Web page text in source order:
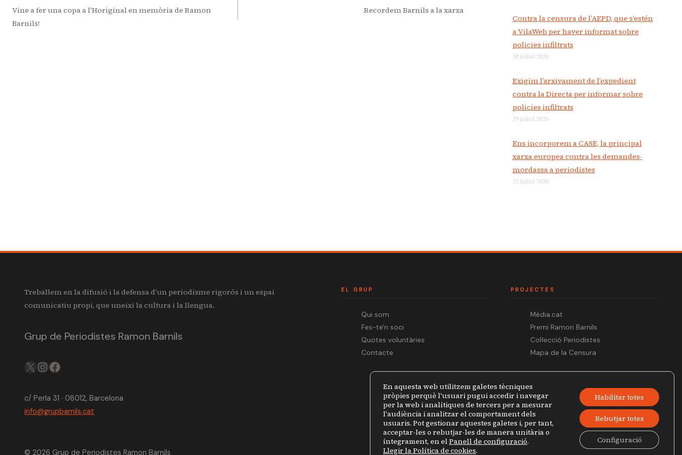
d'entrades
Vine a fer una copa a l’Horiginal en memòria de Ramon
Barnils!
Recordem Barnils a la xarxa
Contra la censura de l’AEPD, que s’estén
a VilaWeb per haver informat sobre
policies infiltrats
30 juliol 2026
Exigim l’arxivament de l’expedient
contra la Directa per informar sobre
policies infiltrats
29 juliol 2026
Ens incorporem a CASE, la principal
xarxa europea contra les demandes-
mordassa a periodistes
22 juliol 2026
Treballem en la difusió i la defensa d’un periodisme rigorós i un espai
comunicatiu propi, que uneixi la cultura i la llengua.
Grup de Periodistes Ramon Barnils
X IGFB
c/ Perla 31 · 08012, Barcelona
info@grupbarnils.cat
EL GRUP
Qui som
Fes-te'n soci
Quotes voluntàries
Contacte
PROJECTES
Mèdia.cat
Premi Ramon Barnils
Col·lecció Periodistes
Mapa de la Censura
© 2026 Grup de Periodistes Ramon Barnils
Política de privacitat Avís legal
En aquesta web utilitzem galetes tècniques
pròpies perquè l'usuari pugui accedir i navegar
per la web i analítiques de tercers per a mesurar
l'audiència i analitzar el comportament dels
usuaris. Pot gestionar aquestes galetes i, per tant,
acceptar-les o rebutjar-les de manera unitària o
íntegrament, en elPanell de configuració.
Llegir la Política de cookies.
Habilitar totes
Rebutjar totes
Configuració